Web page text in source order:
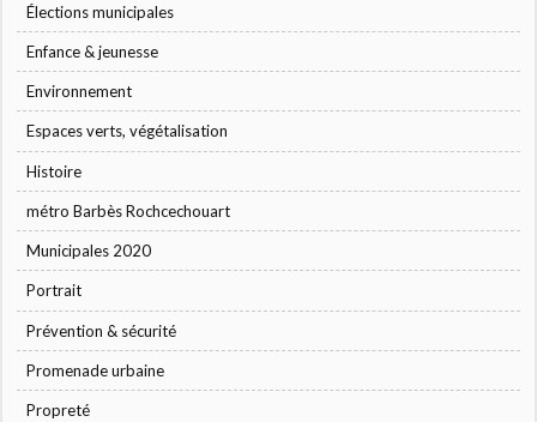
Élections municipales
Enfance & jeunesse
Environnement
Espaces verts, végétalisation
Histoire
métro Barbès Rochcechouart
Municipales 2020
Portrait
Prévention & sécurité
Promenade urbaine
Propreté